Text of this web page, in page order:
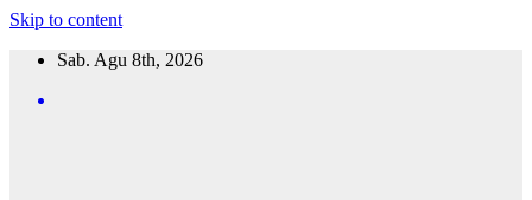
Skip to content
Sab. Agu 8th, 2026